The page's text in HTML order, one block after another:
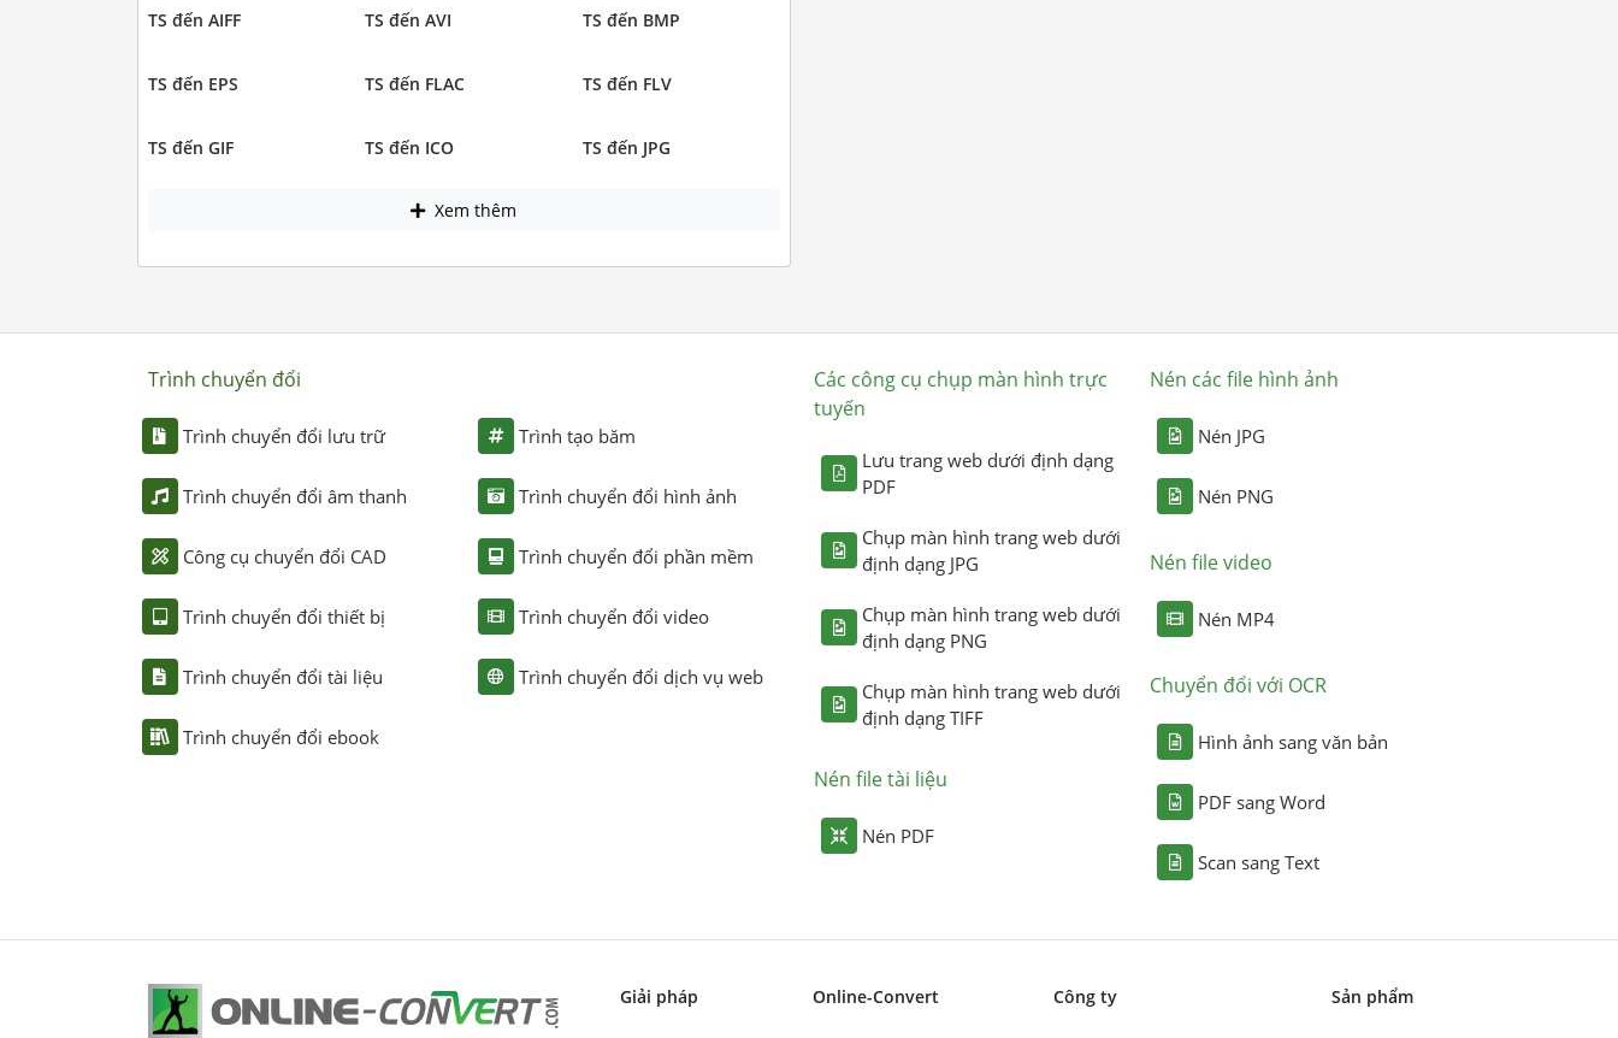
TS đến AIFF TS đến AVI TS đến BMP
TS đến EPS TS đến FLAC TS đến FLV
TS đến GIF TS đến ICO TS đến JPG
Xem thêm
Trình chuyển đổi
Trình chuyển đổi lưu trữ
Trình chuyển đổi âm thanh
Công cụ chuyển đổi CAD
Trình chuyển đổi thiết bị
Trình chuyển đổi tài liệu
Trình chuyển đổi ebook
Trình tạo băm
Trình chuyển đổi hình ảnh
Trình chuyển đổi phần mềm
Trình chuyển đổi video
Trình chuyển đổi dịch vụ web
Các công cụ chụp màn hình trực
tuyến
Lưu trang web dưới định dạng
PDF
Chụp màn hình trang web dưới
định dạng JPG
Chụp màn hình trang web dưới
định dạng PNG
Chụp màn hình trang web dưới
định dạng TIFF
Nén file tài liệu
Nén PDF
Nén các file hình ảnh
Nén JPG
Nén PNG
Nén file video
Nén MP4
Chuyển đổi với OCR
Hình ảnh sang văn bản
PDF sang Word
Scan sang Text
Giải pháp Online-Convert Công ty Sản phẩm